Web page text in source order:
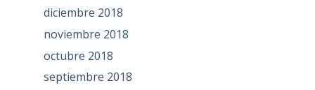
diciembre 2018
noviembre 2018
octubre 2018
septiembre 2018